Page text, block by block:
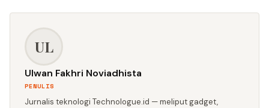
UL
Ulwan Fakhri Noviadhista
PENULIS
Jurnalis teknologi Technologue.id — meliput gadget,